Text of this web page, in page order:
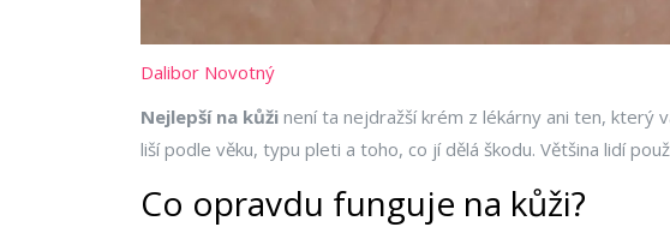
Dalibor Novotný
Nejlepší na kůži není ta nejdražší krém z lékárny ani ten, který
liší podle věku, typu pleti a toho, co jí dělá škodu. Většina lidí
Co opravdu funguje na kůži?